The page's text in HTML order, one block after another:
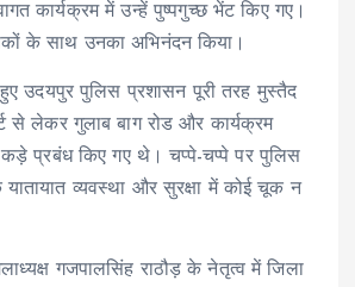
कार्यक्रम में उन्हें पुष्पगुच्छ भेंट किए गए।
के साथ उनका अभिनंदन किया।
उदयपुर पुलिस प्रशासन पूरी तरह मुस्तैद
से लेकर गुलाब बाग रोड और कार्यक्रम
प्रबंध किए गए थे। चप्पे-चप्पे पर पुलिस
यातायात व्यवस्था और सुरक्षा में कोई चूक न
गजपालसिंह राठौड़ के नेतृत्व में जिला